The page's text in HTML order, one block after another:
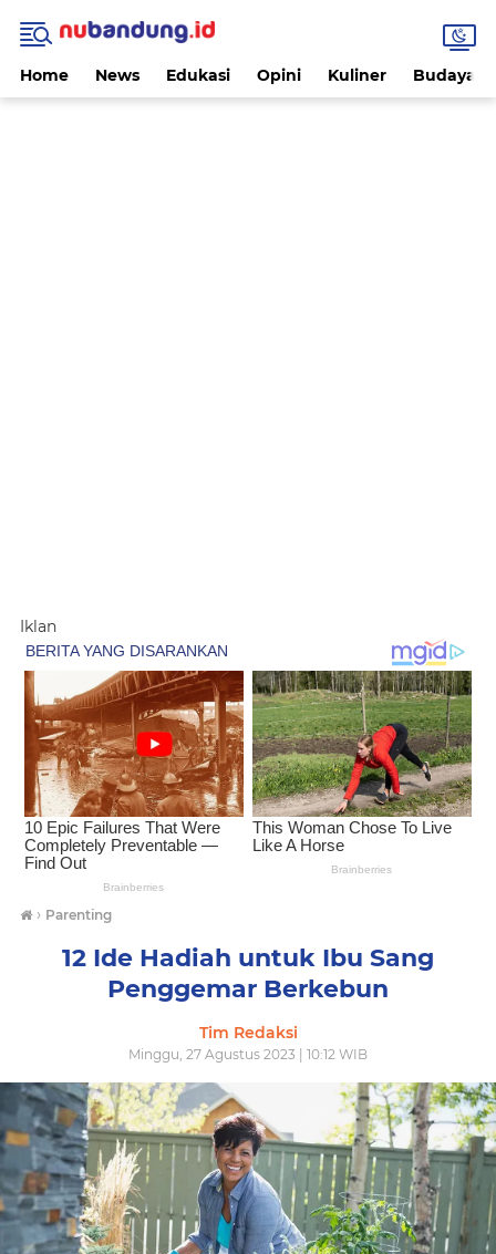
Home News Edukasi Opini Kuliner Budaya
Iklan
› Parenting
12 Ide Hadiah untuk Ibu Sang
Penggemar Berkebun
Tim Redaksi
Minggu, 27 Agustus 2023 | 10:12 WIB